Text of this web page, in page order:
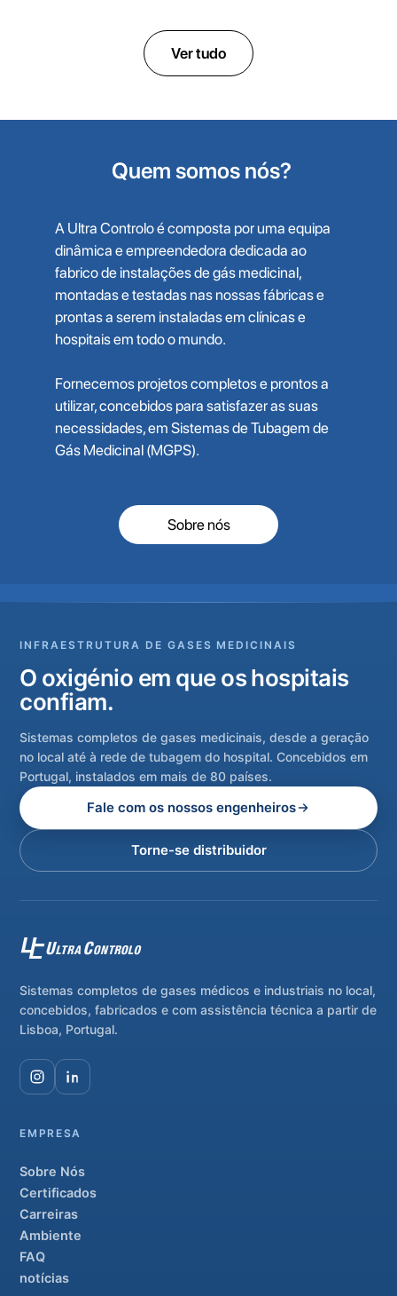
Ver tudo
Quem somos nós?
A Ultra Controlo é composta por uma equipa
dinâmica e empreendedora dedicada ao
fabrico de instalações de gás medicinal,
montadas e testadas nas nossas fábricas e
prontas a serem instaladas em clínicas e
hospitais em todo o mundo.
Fornecemos projetos completos e prontos a
utilizar, concebidos para satisfazer as suas
necessidades, em Sistemas de Tubagem de
Gás Medicinal (MGPS).
Sobre nós
INFRAESTRUTURA DE GASES MEDICINAIS
O oxigénio em que os hospitais
confiam.
Sistemas completos de gases medicinais, desde a geração
no local até à rede de tubagem do hospital. Concebidos em
Portugal, instalados em mais de 80 países.
Fale com os nossos engenheiros
Torne-se distribuidor
Sistemas completos de gases médicos e industriais no local,
concebidos, fabricados e com assistência técnica a partir de
Lisboa, Portugal.
EMPRESA
Sobre Nós
Certificados
Carreiras
Ambiente
FAQ
notícias